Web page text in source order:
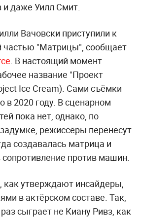
и даже Уилл Смит.
Вачовски приступили к
частью "Матрицы", сообщает
. В настоящий момент
название "Проект
Ice Cream). Сами съёмки
в 2020 году. В сценарном
пока нет, однако, по
режиссёры перенесут
создавалась матрица и
против машин.
как утверждают инсайдеры,
в актёрском составе. Так,
сыграет не Киану Ривз, как